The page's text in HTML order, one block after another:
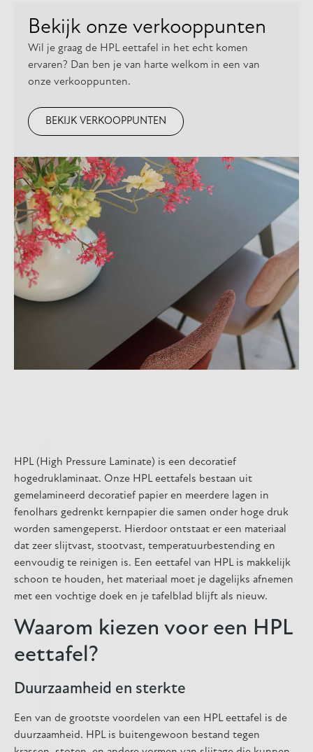
Bekijk onze verkooppunten
Wil je graag de HPL eettafel in het echt komen
ervaren? Dan ben je van harte welkom in een van
onze verkooppunten.
BEKIJK VERKOOPPUNTEN
Kunnen wij je ergens mee
helpen?
Kunnen wij je ergens mee
HPL (High Pressure Laminate) is een decoratief
hogedruklaminaat. Onze HPL eettafels bestaan uit
gemelamineerd decoratief papier en meerdere lagen in
fenolhars gedrenkt kernpapier die samen onder hoge druk
worden samengeperst. Hierdoor ontstaat er een materiaal
dat zeer slijtvast, stootvast, temperatuurbestending en
eenvoudig te reinigen is. Een eettafel van HPL is makkelijk
schoon te houden, het materiaal moet je dagelijks afnemen
met een vochtige doek en je tafelblad blijft als nieuw.
Waarom kiezen voor een HPL
eettafel?
Duurzaamheid en sterkte
Een van de grootste voordelen van een HPL eettafel is de
duurzaamheid. HPL is buitengewoon bestand tegen